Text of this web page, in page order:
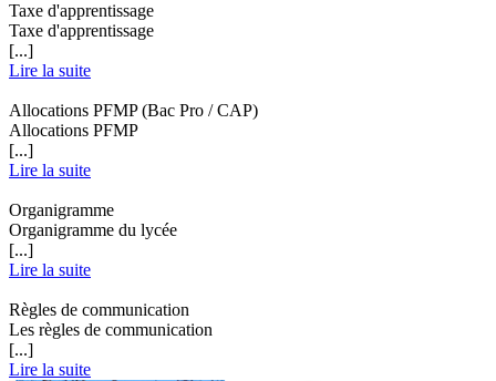
Taxe d'apprentissage
Taxe d'apprentissage
[...]
Lire la suite
Allocations PFMP (Bac Pro / CAP)
Allocations PFMP
[...]
Lire la suite
Organigramme
Organigramme du lycée
[...]
Lire la suite
Règles de communication
Les règles de communication
[...]
Lire la suite